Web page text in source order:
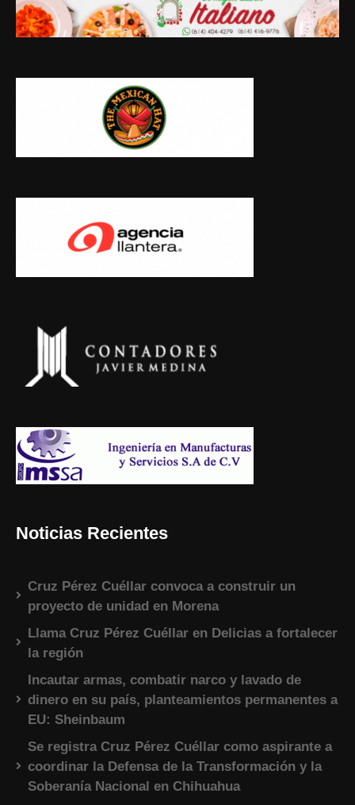
Noticias Recientes
Cruz Pérez Cuéllar convoca a construir un
proyecto de unidad en Morena
Llama Cruz Pérez Cuéllar en Delicias a fortalecer
la región
Incautar armas, combatir narco y lavado de
dinero en su país, planteamientos permanentes a
EU: Sheinbaum
Se registra Cruz Pérez Cuéllar como aspirante a
coordinar la Defensa de la Transformación y la
Soberanía Nacional en Chihuahua